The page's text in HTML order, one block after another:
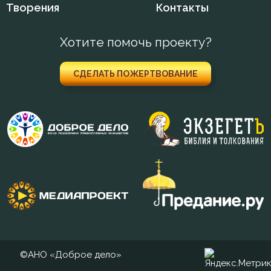
Нерадение
Осуждение
Печаль
Творения
Контакты
Хотите помочь проекту?
СДЕЛАТЬ ПОЖЕРТВОВАНИЕ
©АНО «Доброе дело»